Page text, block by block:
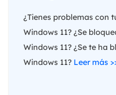
¿Tienes problemas con
Windows 11? ¿Se
Windows 11? ¿Se te ha
Windows 11? Leer más